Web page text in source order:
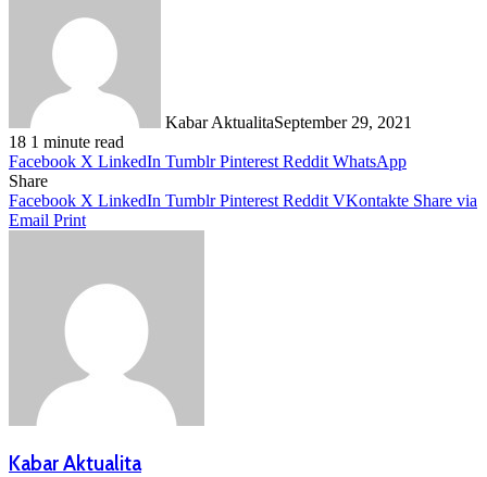
Kabar AktualitaSeptember 29, 2021
18 1 minute read
Facebook X LinkedIn Tumblr Pinterest Reddit WhatsApp
Share
Facebook X LinkedIn Tumblr Pinterest Reddit VKontakte Share via
Email Print
Kabar Aktualita